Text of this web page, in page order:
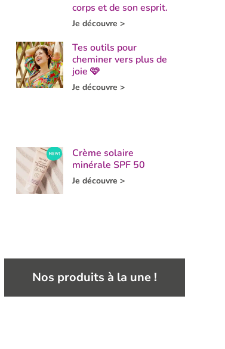
corps et de son esprit.
Je découvre >
Tes outils pour
cheminer vers plus de
joie 🩷
Je découvre >
Crème solaire
minérale SPF 50
Je découvre >
Nos produits à la une !